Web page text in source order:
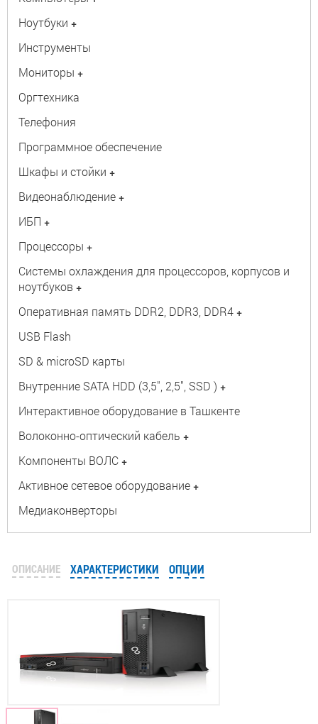
Ноутбуки +
Инструменты
Мониторы +
Оргтехника
Телефония
Программное обеспечение
Шкафы и стойки +
Видеонаблюдение +
ИБП +
Процессоры +
Системы охлаждения для процессоров, корпусов и
ноутбуков +
Оперативная память DDR2, DDR3, DDR4 +
USB Flash
SD & microSD карты
Внутренние SATA HDD (3,5", 2,5", SSD ) +
Интерактивное оборудование в Ташкенте
Волоконно-оптический кабель +
Компоненты ВОЛС +
Активное сетевое оборудование +
Медиаконверторы
ОПИСАНИЕ ХАРАКТЕРИСТИКИ ОПЦИИ